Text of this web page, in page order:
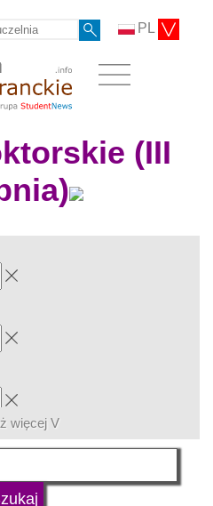
PL
(III
więcej V